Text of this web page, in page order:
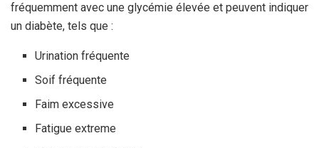
fréquemment avec une glycémie élevée et peuvent indiquer
un diabète, tels que :
Urination fréquente
Soif fréquente
Faim excessive
Fatigue extreme